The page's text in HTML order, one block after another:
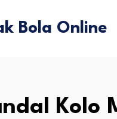
Bola Online
Kolo